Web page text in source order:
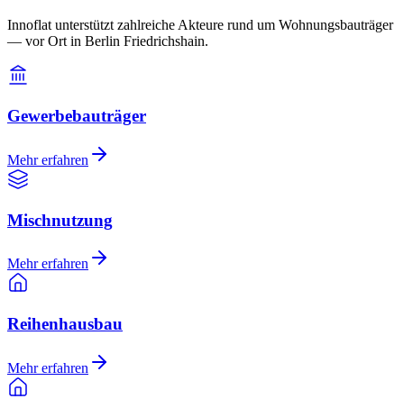
Innoflat unterstützt zahlreiche Akteure rund um Wohnungsbauträger
— vor Ort in Berlin Friedrichshain.
Gewerbebauträger
Mehr erfahren
Mischnutzung
Mehr erfahren
Reihenhausbau
Mehr erfahren